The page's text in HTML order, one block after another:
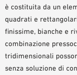
ORDINE CAMPIONE
è costituita da un
quadrati e
finissime, bianche e
combinazione
tridimensionali
senza soluzione di